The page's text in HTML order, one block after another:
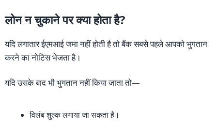
लोन न चुकाने पर क्या होता है?
यदि लगातार ईएमआई जमा नहीं होती है तो बैंक सबसे पहले आपको भुगतान
करने का नोटिस भेजता है।
यदि उसके बाद भी भुगतान नहीं किया जाता तो—
विलंब शुल्क लगाया जा सकता है।